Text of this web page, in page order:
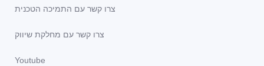
צרו קשר עם התמיכה הטכנית
צרו קשר עם מחלקת שיווק
Youtube